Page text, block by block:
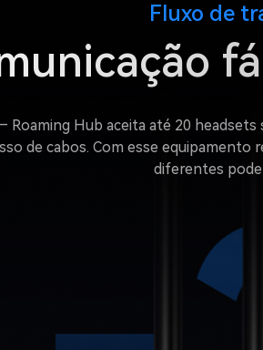
Fluxo de
Roaming Hub aceita até 20
de cabos. Com esse equipamento
diferentes